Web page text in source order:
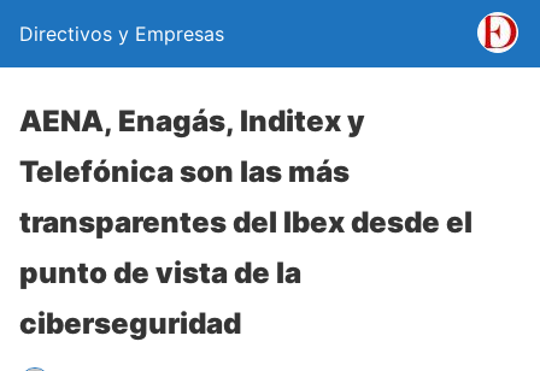
Directivos y Empresas
AENA, Enagás, Inditex y
Telefónica son las más
transparentes del Ibex desde el
punto de vista de la
ciberseguridad